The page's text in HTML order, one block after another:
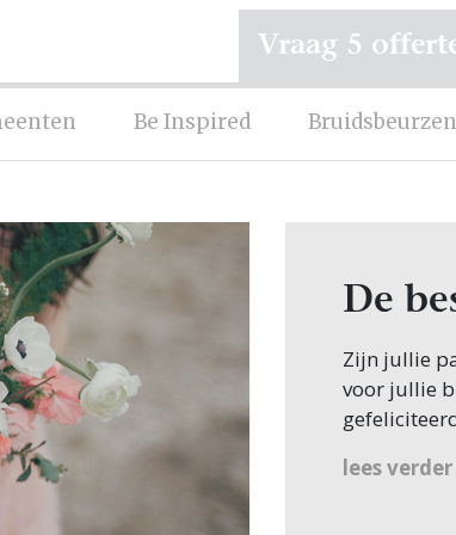
Be Inspired Bruidsbeurzen
Vraag 5
De
Zijn jullie
voor jullie
Veel
lees verder